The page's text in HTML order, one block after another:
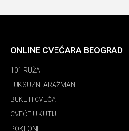
ONLINE CVEĆARA BEOGRAD
101 RUŽA
LUKSUZNI ARAŽMANI
BUKETI CVEĆA
CVEĆE U KUTIJI
POKLONI